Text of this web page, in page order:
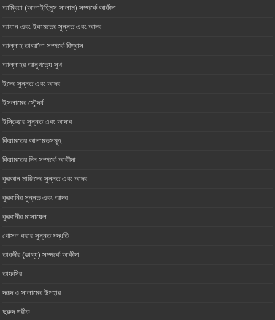
আম্বিয়া (আলাইহিমুস সালাম) সম্পর্কে আকীদা
আযান এবং ইকামতের সুন্নত এবং আদব
আল্লাহ তাআ’লা সম্পর্কে বিশ্বাস
আল্লাহর আনুগত্যে সুখ
ইদের সুন্নত এবং আদব
ইসলামের সৌন্দর্য
ইস্তিঞ্জার সুন্নত এবং আদাব
কিয়ামতের আলামতসমূহ
কিয়ামতের দিন সম্পর্কে আকীদা
কুরআন মাজিদের সুন্নত এবং আদব
কুরবানির সুন্নত এবং আদব
কুরবানীর মাসায়েল
গোসল করার সুন্নত পদ্ধতি
তাকদীর (ভাগ্য) সম্পর্কে আকীদা
তাফসির
দরূদ ও সালামের উপহার
দুরুদ শরীফ